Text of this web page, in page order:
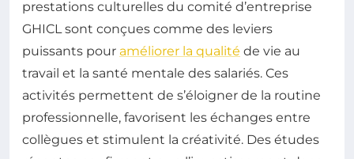
prestations culturelles du comité d’entreprise
GHICL sont conçues comme des leviers
puissants pour améliorer la qualité de vie au
travail et la santé mentale des salariés. Ces
activités permettent de s’éloigner de la routine
professionnelle, favorisent les échanges entre
collègues et stimulent la créativité. Des études